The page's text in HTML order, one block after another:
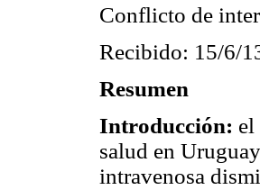
Conflicto de
Recibido: 15/6/
Resumen
Introducción: el
salud en
intravenosa